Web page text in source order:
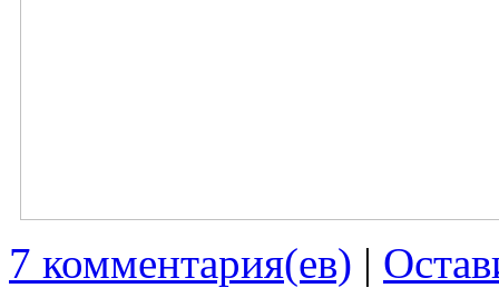
7 комментария(ев) |